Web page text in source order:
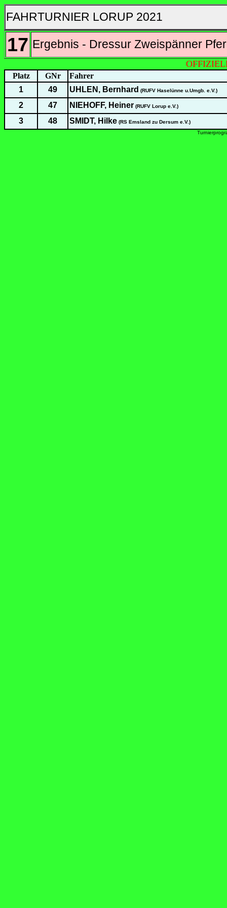
FAHRTURNIER LORUP 2021
17 Ergebnis - Dressur Zweispänner
Platz GNr
Fahrer
1
49 UHLEN, Bernhard (RUFV Haselünne u.Umgb. e.V.)
2 47 NIEHOFF, Heiner (RUFV Lorup e.V.)
3 48 SMIDT, Hilke (RS Emsland zu Dersum e.V.)